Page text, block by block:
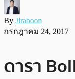
By Jiraboon
กรกฎาคม 24, 2017
ดารา